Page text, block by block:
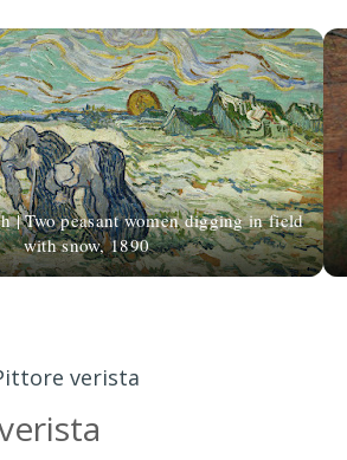
| Two peasant women digging in field
with snow, 1890
verista